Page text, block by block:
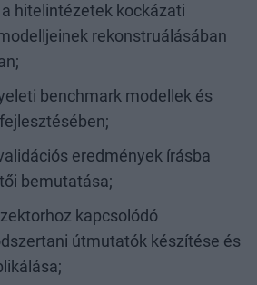
hitelintézetek kockázati
rekonstruálásában
benchmark modellek és
eredmények írásba
bemutatása;
kapcsolódó
útmutatók készítése és